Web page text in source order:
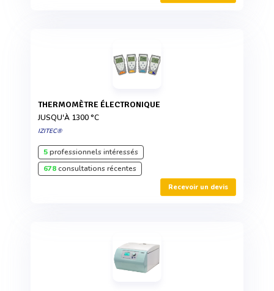
THERMOMÈTRE ÉLECTRONIQUE
JUSQU'À 1300 °C
IZITEC®
5professionnels intéressés
678consultations récentes
Recevoir un devis